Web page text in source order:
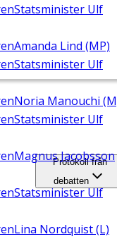
Statsminister Ulf
Amanda Lind (MP)
Statsminister Ulf
Noria Manouchi
Statsminister Ulf
Magnus Jacobsson
Statsminister Ulf
Lina Nordquist (L)
Protokoll från
debatten